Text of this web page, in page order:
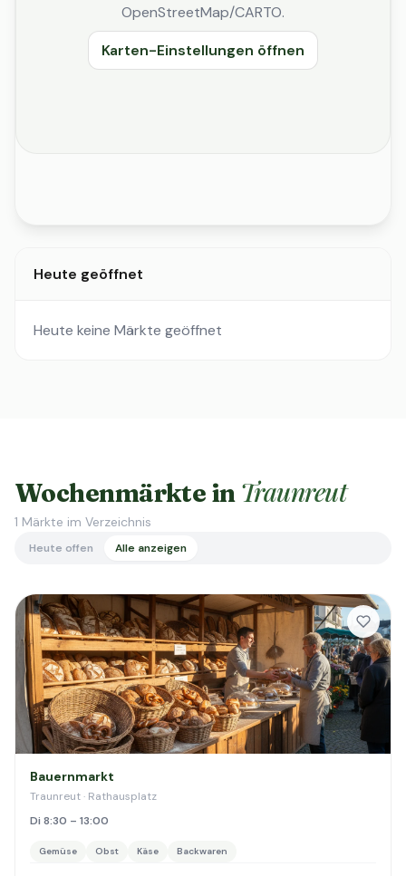
OpenStreetMap/CARTO.
Karten-Einstellungen öffnen
Heute geöffnet
Heute keine Märkte geöffnet
Wochenmärkte in Traunreut
1 Märkte im Verzeichnis
Heute offen Alle anzeigen
Bauernmarkt
Traunreut · Rathausplatz
Di 8:30 – 13:00
Gemüse Obst Käse Backwaren